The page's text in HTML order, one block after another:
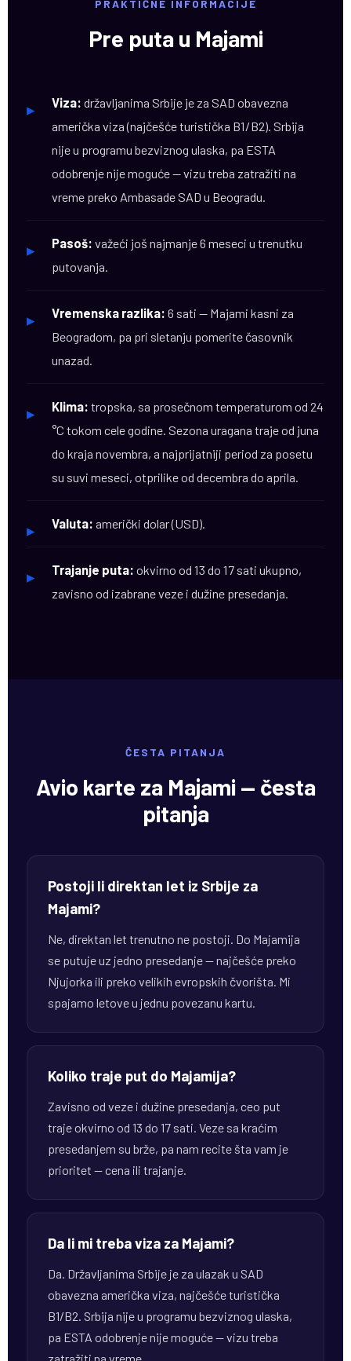
PRAKTIČNE INFORMACIJE
Pre puta u Majami
▸ Viza: državljanima Srbije je za SAD obavezna
američka viza (najčešće turistička B1/B2). Srbija
nije u programu bezviznog ulaska, pa ESTA
odobrenje nije moguće — vizu treba zatražiti na
vreme preko Ambasade SAD u Beogradu.
▸ Pasoš: važeći još najmanje 6 meseci u trenutku
putovanja.
▸ Vremenska razlika: 6 sati — Majami kasni za
Beogradom, pa pri sletanju pomerite časovnik
unazad.
▸ Klima: tropska, sa prosečnom temperaturom od 24
°C tokom cele godine. Sezona uragana traje od juna
do kraja novembra, a najprijatniji period za posetu
su suvi meseci, otprilike od decembra do aprila.
▸ Valuta: američki dolar (USD).
▸ Trajanje puta: okvirno od 13 do 17 sati ukupno,
zavisno od izabrane veze i dužine presedanja.
ČESTA PITANJA
Avio karte za Majami — česta
pitanja
Postoji li direktan let iz Srbije za
Majami?
Ne, direktan let trenutno ne postoji. Do Majamija
se putuje uz jedno presedanje — najčešće preko
Njujorka ili preko velikih evropskih čvorišta. Mi
spajamo letove u jednu povezanu kartu.
Koliko traje put do Majamija?
Zavisno od veze i dužine presedanja, ceo put
traje okvirno od 13 do 17 sati. Veze sa kraćim
presedanjem su brže, pa nam recite šta vam je
prioritet — cena ili trajanje.
Da li mi treba viza za Majami?
Da. Državljanima Srbije je za ulazak u SAD
obavezna američka viza, najčešće turistička
B1/B2. Srbija nije u programu bezviznog ulaska,
pa ESTA odobrenje nije moguće — vizu treba